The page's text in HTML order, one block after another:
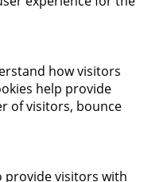
how visitors
help provide
of visitors, bounce
provide visitors with